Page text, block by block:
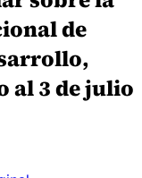
de
al 3 de julio